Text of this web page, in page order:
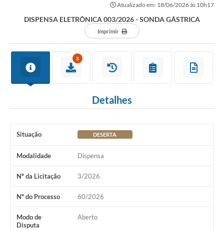
Atualizado em: 18/06/2026 às 10h17
DISPENSA ELETRÔNICA 003/2026 - SONDA GÁSTRICA
Imprimir
3
Detalhes
Situação DESERTA
Modalidade Dispensa
Nº da Licitação 3/2026
Nº do Processo 60/2026
Modo de
Disputa
Aberto